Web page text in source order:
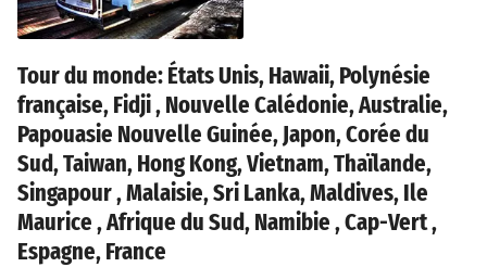
Tour du monde: États Unis, Hawaii, Polynésie
française, Fidji , Nouvelle Calédonie, Australie,
Papouasie Nouvelle Guinée, Japon, Corée du
Sud, Taiwan, Hong Kong, Vietnam, Thaïlande,
Singapour , Malaisie, Sri Lanka, Maldives, Ile
Maurice , Afrique du Sud, Namibie , Cap-Vert ,
Espagne, France